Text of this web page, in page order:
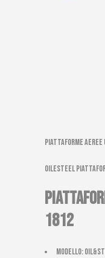
Piattaforme aeree
OileSteel
1812
Modello: